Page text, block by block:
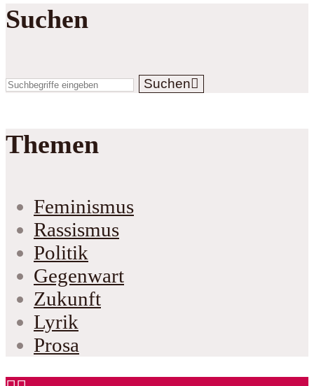
Suchen
Suchen
Themen
Feminismus
Rassismus
Politik
Gegenwart
Zukunft
Lyrik
Prosa